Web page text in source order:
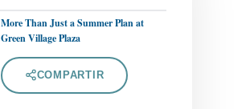
More Than Just a Summer Plan at
Green Village Plaza
COMPARTIR